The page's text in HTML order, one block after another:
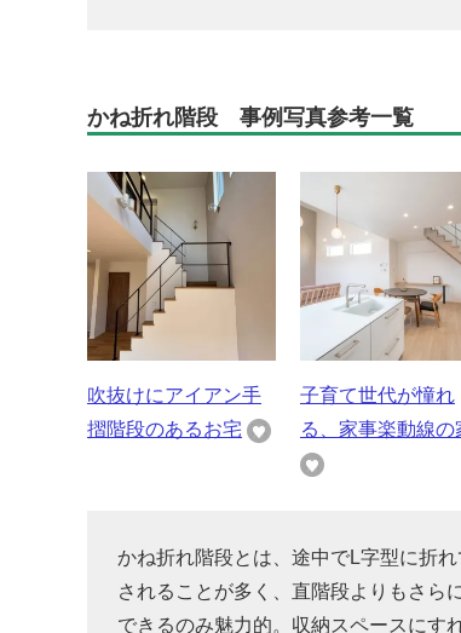
かね折れ階段 事例写真参考一覧
吹抜けにアイアン手
摺階段のあるお宅
子育て世代が憧れ
る、家事楽動線の
かね折れ階段とは、途中でL字型に折
されることが多く、直階段よりもさら
できるのみ魅力的。収納スペースにす